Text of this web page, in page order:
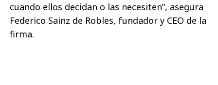
cuando ellos decidan o las necesiten”, asegura
Federico Sainz de Robles, fundador y CEO de la
firma.